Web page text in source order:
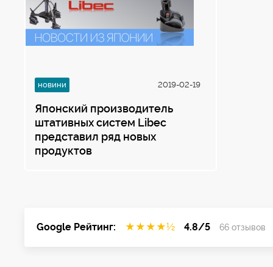
новини 2019-02-19
Японский производитель
штативных систем Libec
представил ряд новых
продуктов
Google Рейтинг: ★ ★ ★ ★½ 4.8/5 66 отзывов